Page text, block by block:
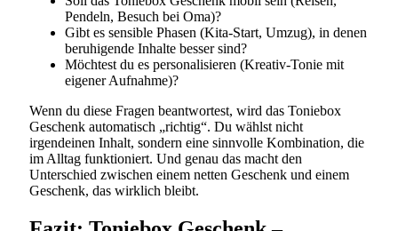
Pendeln, Besuch bei Oma)?
Gibt es sensible Phasen (Kita-Start, Umzug), in denen
beruhigende Inhalte besser sind?
Möchtest du es personalisieren (Kreativ-Tonie mit
eigener Aufnahme)?
Wenn du diese Fragen beantwortest, wird das Toniebox
Geschenk automatisch „richtig“. Du wählst nicht
irgendeinen Inhalt, sondern eine sinnvolle Kombination, die
im Alltag funktioniert. Und genau das macht den
Unterschied zwischen einem netten Geschenk und einem
Geschenk, das wirklich bleibt.